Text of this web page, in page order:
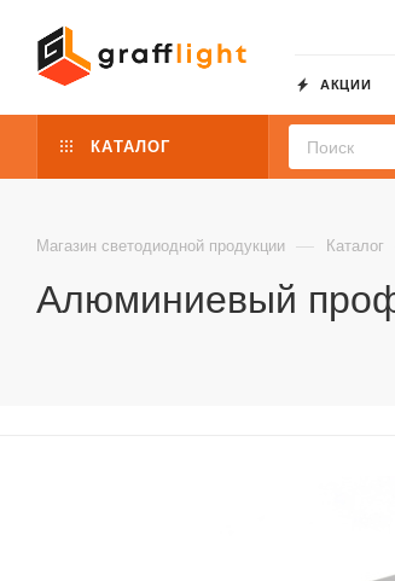
АКЦИИ
КАТАЛОГ
Магазин светодиодной продукции — Каталог
Алюминиевый